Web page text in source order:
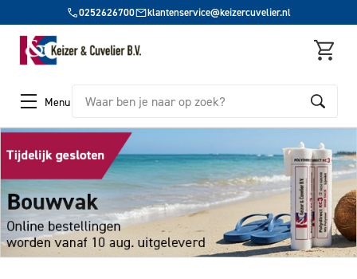
0252626700 klantenservice@keizercuvelier.nl
Menu Zoeken